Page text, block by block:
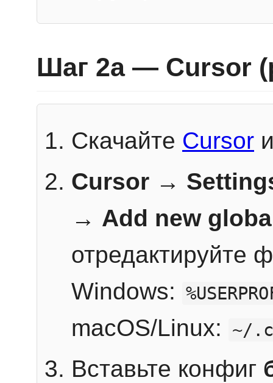
Шаг 2a — Cursor
Скачайте Cursor
Cursor →
→ Add new
отредактируйте
Windows:
macOS/Linux: ~/
Вставьте конфиг